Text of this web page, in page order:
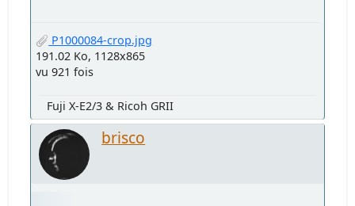
P1000084-crop.jpg
191.02 Ko, 1128x865
vu 921 fois
Fuji X-E2/3 & Ricoh GRII
brisco